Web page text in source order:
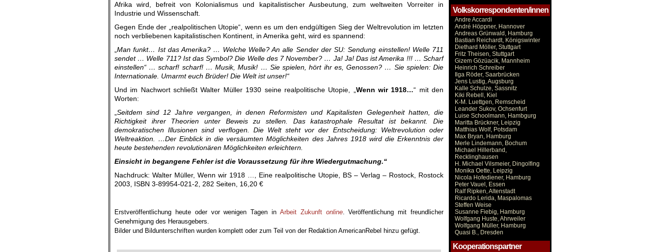
Afrika wird, befreit von Kolonialismus und kapitalistischer Ausbeutung, zum weltweiten Vorreiter in
Industrie und Wissenschaft.
Gegen Ende der „realpolitischen Utopie“, wenn es um den endgültigen Sieg der Weltrevolution im letzten
noch verbliebenen kapitalistischen Kontinent, in Amerika geht, wird es spannend:
Man funkt… Ist das Amerika? … Welche Welle? An alle Sender der SU: Sendung einstellen! Welle 711
sendet … Welle 711? Ist das Symbol? Die Welle des 7 November? … Ja! Ja! Das ist Amerika !!! … Scharf
einstellen“ … scharf! scharf! … Musik, Musik! … Sie spielen, hört ihr es, Genossen? … Sie spielen: Die
Internationale. Umarmt euch Brüder! Die Welt ist unser!“
Und im Nachwort schließt Walter Müller 1930 seine realpolitische Utopie, „ Wenn wir 1918…“ mit den
Worten:
Seitdem sind 12 Jahre vergangen, in denen Reformisten und Kapitalisten Gelegenheit hatten, die
Richtigkeit ihrer Theorien unter Beweis zu stellen. Das katastrophale Resultat ist bekannt. Die
demokratischen Illusionen sind verflogen. Die Welt steht vor der Entscheidung: Weltrevolution oder
Weltreaktion. …Der Einblick in die versäumten Möglichkeiten des Jahres 1918 wird die Erkenntnis der
heute bestehenden revolutionären Möglichkeiten erleichtern.
Einsicht in begangene Fehler ist die Voraussetzung für ihre Wiedergutmachung.“
Nachdruck: Walter Müller, Wenn wir 1918 …, Eine realpolitische Utopie, BS – Verlag – Rostock, Rostock
2003, ISBN 3-89954-021-2, 282 Seiten, 16,20 €
Erstveröffentlichung heute oder vor wenigen Tagen in Arbeit Zukunft online. Veröffentlichung mit freundlicher
Genehmigung des Herausgebers.
Bilder und Bildunterschriften wurden komplett oder zum Teil von der Redaktion AmericanRebel hinzu gefügt.
Volkskorrespondenten/innen
Andre Accardi
André Höppner, Hannover
Andreas Grünwald, Hamburg
Bastian Reichardt, Königswinter
Diethard Möller, Stuttgart
Fritz Theisen, Stuttgart
Gizem Gözüacik, Mannheim
Heinrich Schreiber
Ilga Röder, Saarbrücken
Jens Lustig, Augsburg
Kalle Schulze, Sassnitz
Kiki Rebell, Kiel
K-M. Luettgen, Remscheid
Leander Sukov, Ochsenfurt
Luise Schoolmann, Hambgurg
Maritta Brückner, Leipzig
Matthias Wolf, Potsdam
Max Bryan, Hamburg
Merle Lindemann, Bochum
Michael Hillerband,
Recklinghausen
H. Michael Vilsmeier, Dingolfing
Monika Oette, Leipzig
Nicola Hofediener, Hamburg
Peter Vauel, Essen
Ralf Ripken, Altenstadt
Ricardo Lerida, Maspalomas
Steffen Weise
Susanne Fiebig, Hamburg
Wolfgang Huste, Ahrweiler
Wolfgang Müller, Hamburg
Quasi B., Dresden
Kooperationspartner